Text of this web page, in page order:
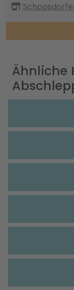
Ähnliche